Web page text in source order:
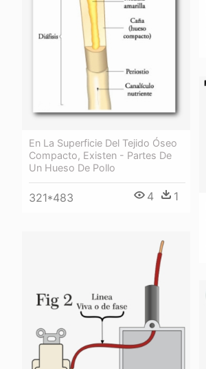
En La Superficie Del Tejido Óseo
Compacto, Existen - Partes De
Un Hueso De Pollo
321*483 4 1